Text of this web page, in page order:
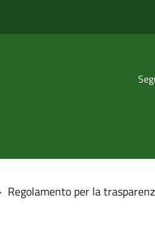
Regolamento per la